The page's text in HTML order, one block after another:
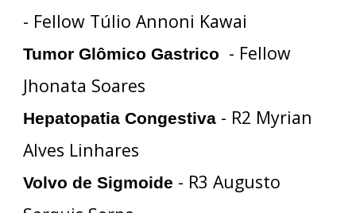
- Fellow Túlio Annoni Kawai
Tumor Glômico Gastrico - Fellow
Jhonata Soares
Hepatopatia Congestiva - R2 Myrian
Alves Linhares
Volvo de Sigmoide - R3 Augusto